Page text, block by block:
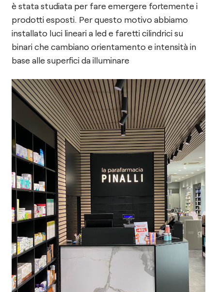
è stata studiata per fare emergere fortemente i
prodotti esposti. Per questo motivo abbiamo
installato luci lineari a led e faretti cilindrici su
binari che cambiano orientamento e intensità in
base alle superfici da illuminare